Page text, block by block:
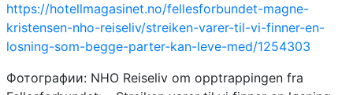
https://hotellmagasinet.no/fellesforbundet-magne-
kristensen-nho-reiseliv/streiken-varer-til-vi-finner-en-
losning-som-begge-parter-kan-leve-med/1254303
Фотографии: NHO Reiseliv om opptrappingen fra